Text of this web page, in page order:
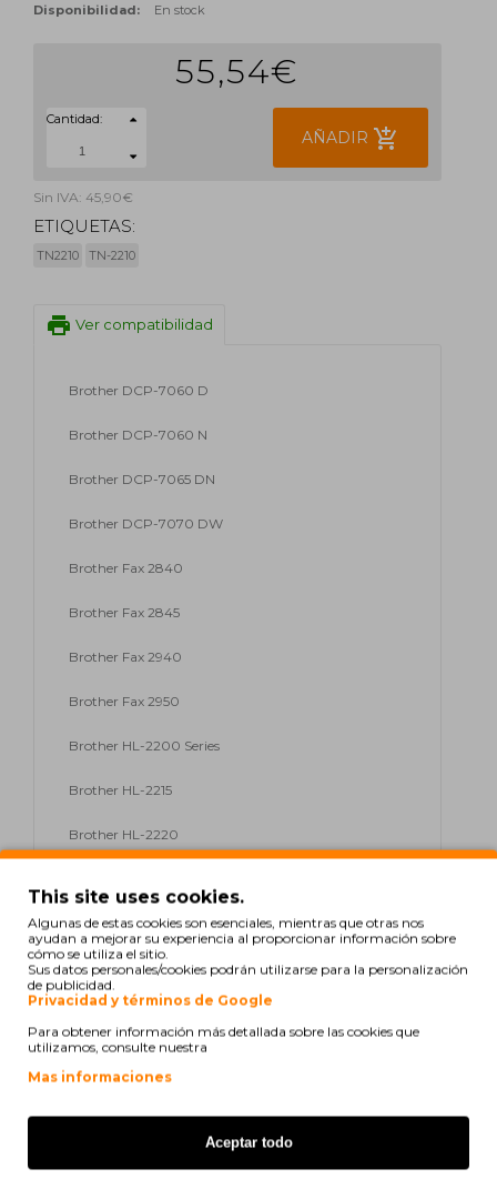
Disponibilidad:
En stock
55,54€
Cantidad:
AÑADIR add_shopping_cart
Sin IVA: 45,90€
ETIQUETAS:
TN2210 TN-2210
print Ver compatibilidad
Brother DCP-7060 D
Brother DCP-7060 N
Brother DCP-7065 DN
Brother DCP-7070 DW
Brother Fax 2840
Brother Fax 2845
Brother Fax 2940
Brother Fax 2950
Brother HL-2200 Series
Brother HL-2215
Brother HL-2220
Brother HL-2240
Brother HL-2240 D
Brother HL-2240 DR
Brother HL-2240 L
Brother HL-2250 DNR
This site uses cookies.
Algunas de estas cookies son esenciales, mientras que otras nos
ayudan a mejorar su experiencia al proporcionar información sobre
cómo se utiliza el sitio.
Sus datos personales/cookies podrán utilizarse para la personalización
de publicidad.
Privacidad y términos de Google
Para obtener información más detallada sobre las cookies que
utilizamos, consulte nuestra
Mas informaciones
Aceptar todo